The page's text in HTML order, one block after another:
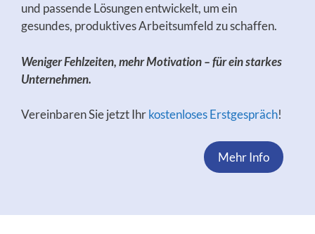
und passende Lösungen entwickelt, um ein
gesundes, produktives Arbeitsumfeld zu schaffen.
Weniger Fehlzeiten, mehr Motivation – für ein starkes
Unternehmen.
Vereinbaren Sie jetzt Ihrkostenloses Erstgespräch!
Mehr Info